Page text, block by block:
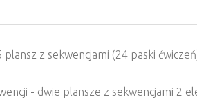
plansz z sekwencjami (24 paski
- dwie plansze z sekwencjami 2